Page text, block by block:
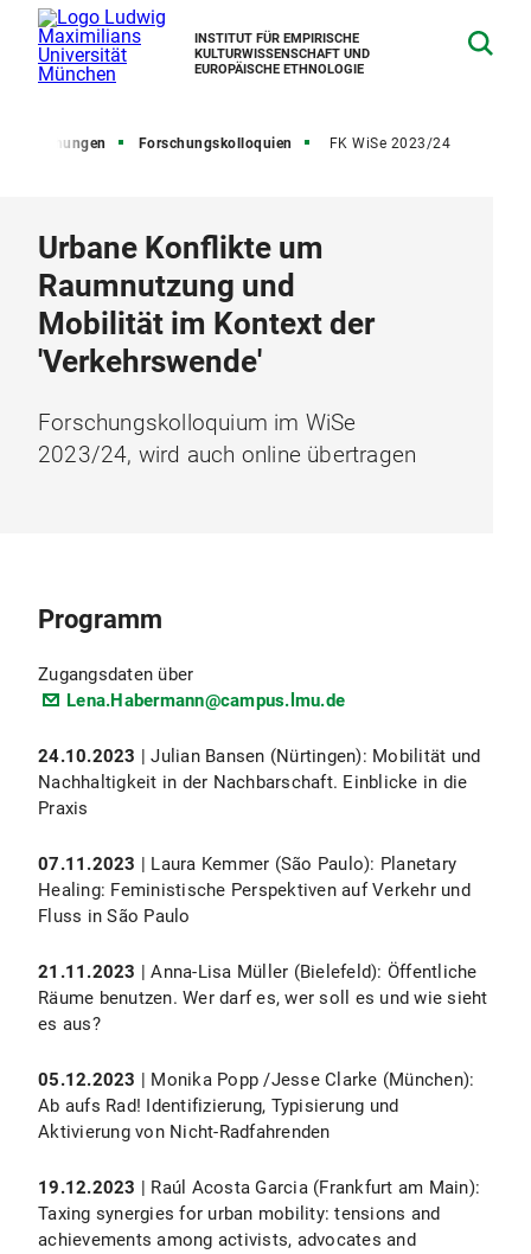
INSTITUT FÜR EMPIRISCHE
KULTURWISSENSCHAFT UND
EUROPÄISCHE ETHNOLOGIE
Forschungen Forschungskolloquien FK WiSe 2023/24
Urbane Konflikte um
Raumnutzung und
Mobilität im Kontext der
'Verkehrswende'
Forschungskolloquium im WiSe
2023/24, wird auch online übertragen
Programm
Zugangsdaten über
Lena.Habermann@campus.lmu.de
24.10.2023 | Julian Bansen (Nürtingen): Mobilität und
Nachhaltigkeit in der Nachbarschaft. Einblicke in die
Praxis
07.11.2023 | Laura Kemmer (São Paulo): Planetary
Healing: Feministische Perspektiven auf Verkehr und
Fluss in São Paulo
21.11.2023 | Anna-Lisa Müller (Bielefeld): Öffentliche
Räume benutzen. Wer darf es, wer soll es und wie sieht
es aus?
05.12.2023 | Monika Popp /Jesse Clarke (München):
Ab aufs Rad! Identifizierung, Typisierung und
Aktivierung von Nicht-Radfahrenden
19.12.2023 | Raúl Acosta Garcia (Frankfurt am Main):
Taxing synergies for urban mobility: tensions and
achievements among activists, advocates and